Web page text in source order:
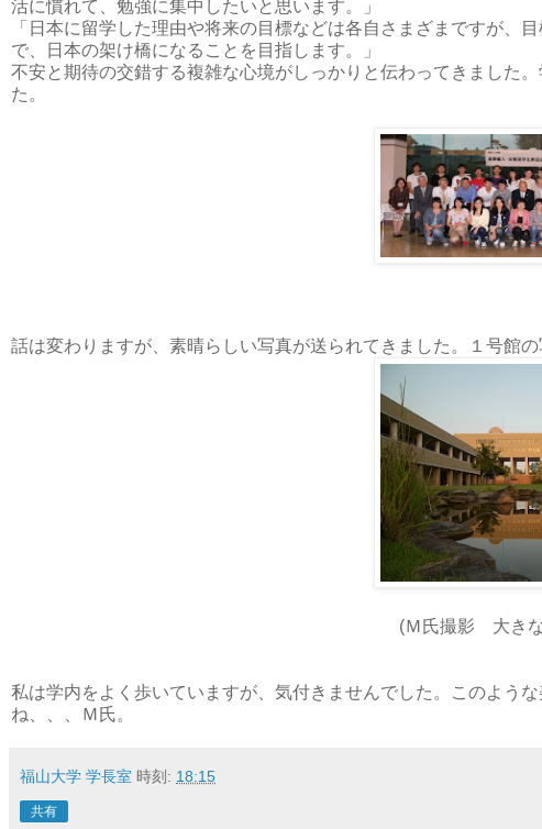
活に慣れて、勉強に集中したいと思います。」
「日本に留学した理由や将来の目標などは各自さまざまですが、
で、日本の架け橋になることを目指します。」
不安と期待の交錯する複雑な心境がしっかりと伝わってきました
た。
話は変わりますが、素晴らしい写真が送られてきました。１号館の
(Ｍ氏撮影 大き
私は学内をよく歩いていますが、気付きませんでした。このよう
ね、、、Ｍ氏。
福山大学 学長室 時刻: 18:15
共有